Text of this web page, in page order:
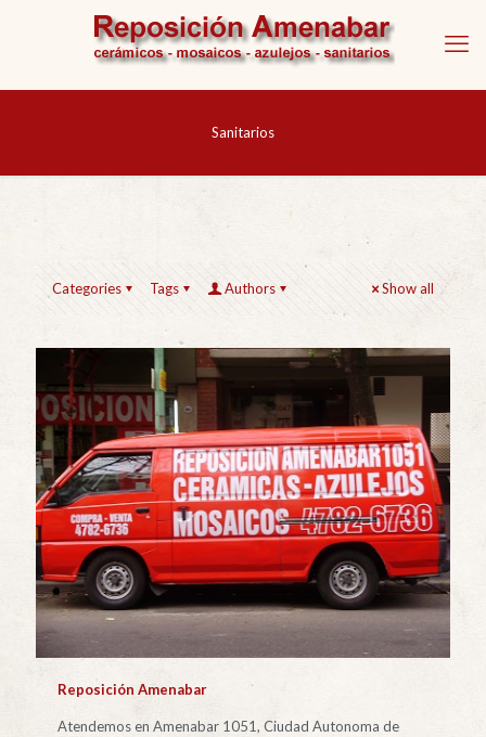
Sanitarios
Categories Tags Authors Show all
Reposición Amenabar
Atendemos en Amenabar 1051, Ciudad Autonoma de